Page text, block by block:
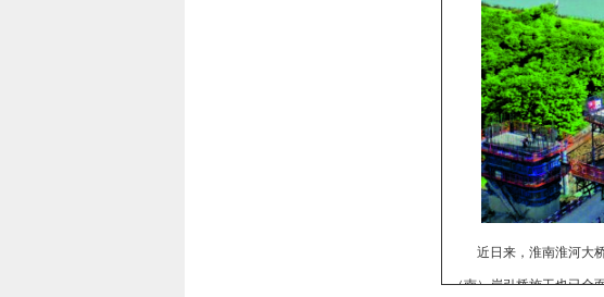
近日来，淮南淮河大
（南）岸引桥施工也已全